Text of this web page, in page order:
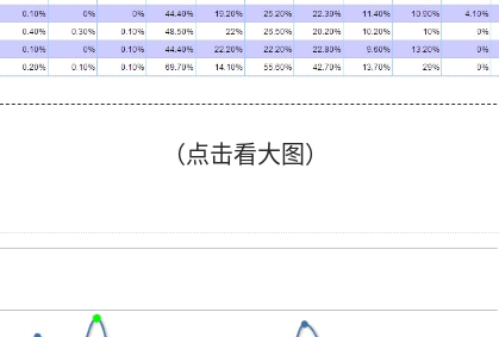
（点击看大图）